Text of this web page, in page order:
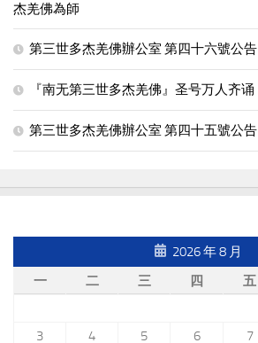
杰羌佛為師
第三世多杰羌佛辦公室 第四十六號公告
『南无第三世多杰羌佛』圣号万人齐诵
第三世多杰羌佛辦公室 第四十五號公告
2026 年 8 月
一
二 三 四 五
3
4 5 6 7